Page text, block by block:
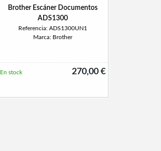
Brother Escáner Documentos
ADS1300
Referencia: ADS1300UN1
Marca: Brother
270,00 €
En stock